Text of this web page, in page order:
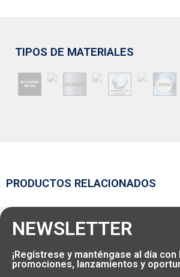
TIPOS DE MATERIALES
PRODUCTOS RELACIONADOS
NEWSLETTER
¡Regístrese y manténgase al día con
promociones, lanzamientos y